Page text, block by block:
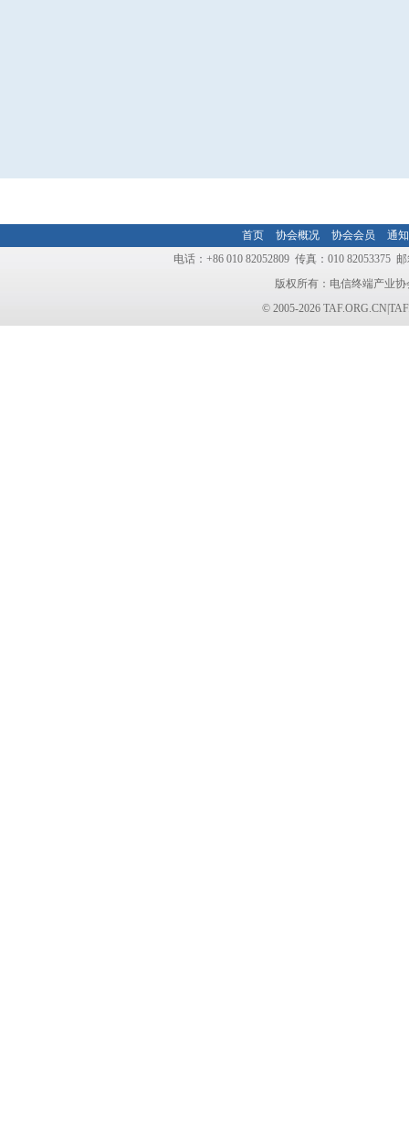
首页 协会概况 协会会员
通
电话：+86 010 82052809 传真：010 82053375
版权所有：电信终端产业
© 2005-2026